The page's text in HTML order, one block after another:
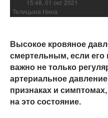
15:48, 01 окт 2021
Телицына Нина
Высокое кровяное
смертельным, если его
важно не только
артериальное
признаках и
на это состояние.